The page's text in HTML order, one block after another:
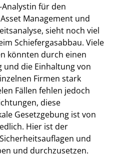
Analystin für den
Management und
sieht noch viel
Schiefergasabbau. Viele
könnten durch einen
und die Einhaltung von
Firmen stark
Fällen fehlen jedoch
diese
Gesetzgebung ist von
Hier ist der
und
und durchzusetzen.